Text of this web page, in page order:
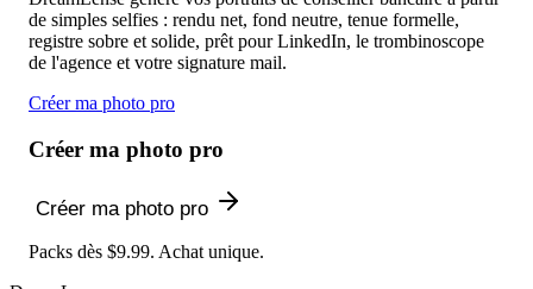
de simples selfies : rendu net, fond neutre, tenue formelle,
registre sobre et solide, prêt pour LinkedIn, le trombinoscope
de l'agence et votre signature mail.
Créer ma photo pro
Créer ma photo pro
Créer ma photo pro
Packs dès $9.99. Achat unique.